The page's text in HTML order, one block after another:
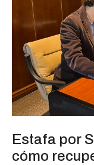
Estafa por
cómo